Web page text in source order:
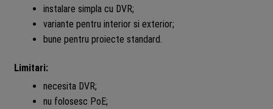
instalare simpla cu DVR;
variante pentru interior si exterior;
bune pentru proiecte standard.
Limitari:
necesita DVR;
nu folosesc PoE;